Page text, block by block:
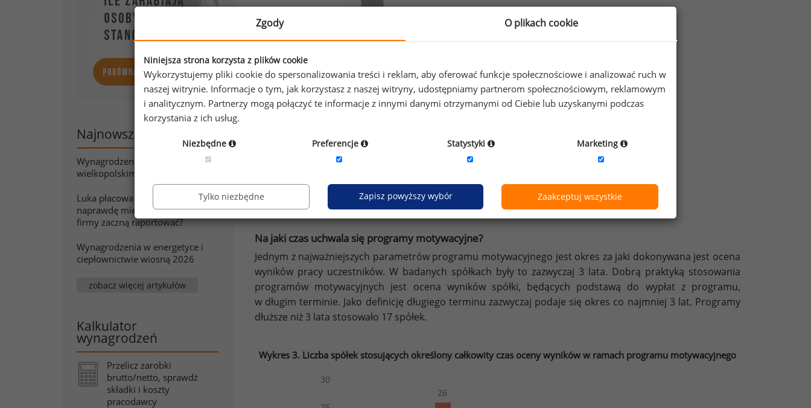
Najnowsze artykuły
Wynagrodzenia w województwie
wielkopolskim wiosną 2026
Luka płacowa pod lupą. Co
naprawdę mierzy wskaźnik, który
firmy zaczną raportować?
Wynagrodzenia w energetyce i
ciepłownictwie wiosną 2026
zobacz więcej artykułów
Kalkulator
wynagrodzeń
Przelicz zarobki
brutto/netto, sprawdź
składki i koszty
pracodawcy
Źródło: Raport Sedlak Sedlak „Programy motywacyjne w 2019 roku”
Na jaki czas uchwala się programy motywacyjne?
Jednym z najważniejszych parametrów programu motywacyjnego jest okres za jaki dokonywana jest ocena
wyników pracy uczestników. W badanych spółkach były to zazwyczaj 3 lata. Dobrą praktyką stosowania
programów motywacyjnych jest ocena wyników spółki, będących podstawą do wypłat z programu,
w długim terminie. Jako definicję długiego terminu zazwyczaj podaje się okres co najmniej 3 lat. Programy
dłuższe niż 3 lata stosowało 17 spółek.
Wykres 3. Liczba spółek stosujących określony całkowity czas oceny wyników w ramach programu motywacyjnego
Zgody O plikach cookie
Niniejsza strona korzysta z plików cookie
Wykorzystujemy pliki cookie do spersonalizowania treści i reklam, aby oferować funkcje społecznościowe i analizować ruch w
naszej witrynie. Informacje o tym, jak korzystasz z naszej witryny, udostępniamy partnerom społecznościowym, reklamowym
i analitycznym. Partnerzy mogą połączyć te informacje z innymi danymi otrzymanymi od Ciebie lub uzyskanymi podczas
korzystania z ich usług.
Niezbędne Preferencje Statystyki Marketing
Tylko niezbędne Zapisz powyższy wybór Zaakceptuj wszystkie